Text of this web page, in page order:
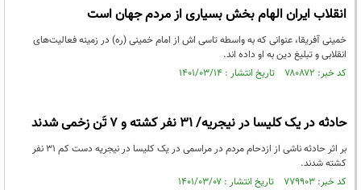
انقلاب ایران الهام بخش بسیاری از مردم جهان است
خمینی آفریقا، عنوانی که به واسطه تاسی اش از امام خمینی (ره) در زمینه فعالیت‌های
انقلابی و تبلیغ دین به او داده اند.
کد خبر: ۷۸۰۸۷۲ تاریخ انتشار : ۱۴۰۱/۰۳/۱۴
حادثه در یک کلیسا در نیجریه/ ۳۱ نفر کشته و ۷ تَن زخمی شدند
بر اثر حادثه ناشی از ازدحام مردم در مراسمی در یک کلیسا در نیجریه دست کم ۳۱ نفر
کشته شدند.
کد خبر: ۷۷۹۹۰۳ تاریخ انتشار : ۱۴۰۱/۰۳/۰۷